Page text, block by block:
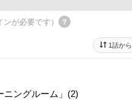
が必要です）
1話から
ニングルーム」(2)